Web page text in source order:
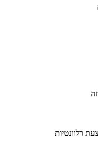
רלוונטיות